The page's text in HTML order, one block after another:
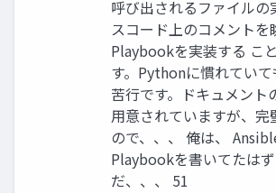
呼び出されるファイルの
スコード上のコメントを
Playbookを実装する こ
す。Pythonに慣れてい
苦行です。ドキュメント
用意されていますが、完
ので、、、 俺は、
Playbookを書いてたは
だ、、、 51